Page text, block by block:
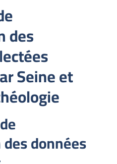
des
Seine et
données